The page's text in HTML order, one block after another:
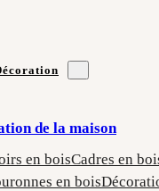
de la maison
en boisCadres en
en bois